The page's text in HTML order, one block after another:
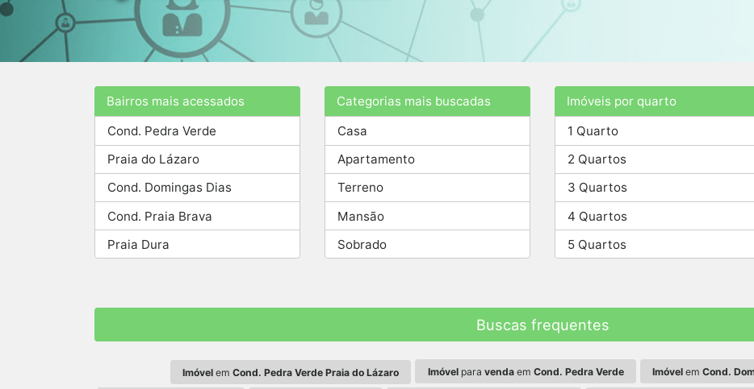
Bairros mais acessados
Cond. Pedra Verde
Praia do Lázaro
Cond. Domingas Dias
Cond. Praia Brava
Praia Dura
Categorias mais buscadas
Casa
Apartamento
Terreno
Mansão
Sobrado
Imóveis por quarto
1 Quarto
2 Quartos
3 Quartos
4 Quartos
5 Quartos
Buscas frequentes
Imóvel emCond. Pedra Verde Praia do Lázaro Imóvelpara vendaem Cond. Pedra Verde Imóvelem Cond.